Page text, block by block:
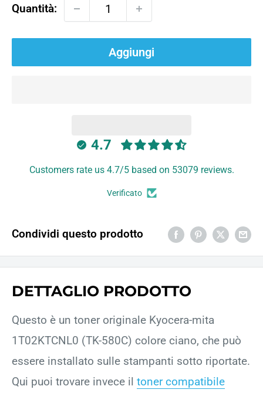
Quantità:
Aggiungi
4.7
Customers rate us 4.7/5 based on 53079 reviews.
Verificato
Condividi questo prodotto
DETTAGLIO PRODOTTO
Questo è un toner originale Kyocera-mita
1T02KTCNL0 (TK-580C) colore ciano, che può
essere installato sulle stampanti sotto riportate.
Qui puoi trovare invece il toner compatibile